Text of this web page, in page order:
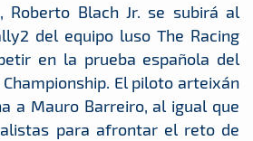
Roberto Blach Jr. se subirá al
del equipo luso The Racing
en la prueba española del
El piloto arteixán
a Mauro Barreiro, al igual que
para afrontar el reto de